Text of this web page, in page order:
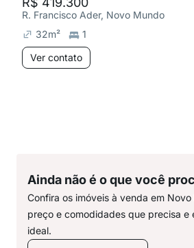
R. Francisco Ader, Novo Mundo
32m²
1
Ver contato
Ainda não é o que você
Confira os imóveis à venda em
preço e comodidades que precisa e
ideal.